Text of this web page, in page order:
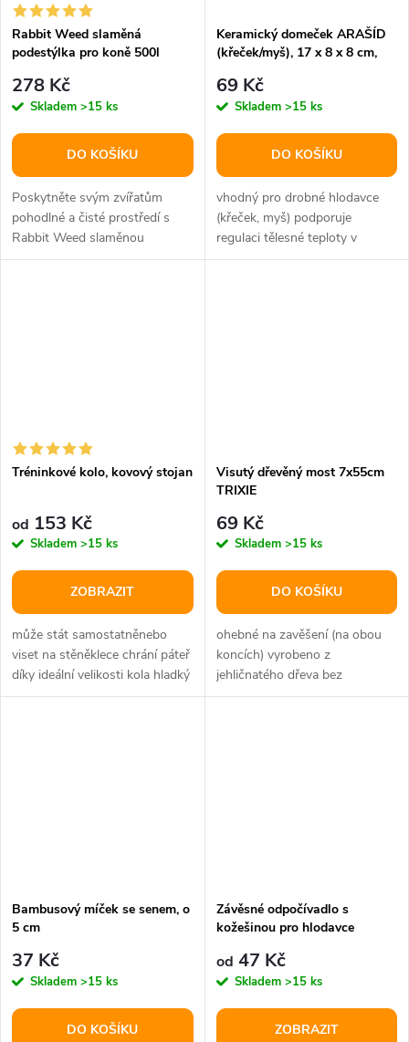
Rabbit Weed slaměná
podestýlka pro koně 500l
278 Kč
Skladem >15 ks
DO KOŠÍKU
Poskytněte svým zvířatům
pohodlné a čisté prostředí s
Rabbit Weed slaměnou
podestýlkou. Tato kvalitní
Keramický domeček ARAŠÍD
(křeček/myš), 17 x 8 x 8 cm,
69 Kč
Skladem >15 ks
DO KOŠÍKU
vhodný pro drobné hlodavce
(křeček, myš) podporuje
regulaci tělesné teploty v
teplých dnech lze nachladit v
Tréninkové kolo, kovový stojan
od 153 Kč
Skladem >15 ks
ZOBRAZIT
může stát samostatněnebo
viset na stěněklece chrání páteř
díky ideální velikosti kola hladký
a tichý pohyb pevná...
Visutý dřevěný most 7x55cm
TRIXIE
69 Kč
Skladem >15 ks
DO KOŠÍKU
ohebné na zavěšení (na obou
koncích) vyrobeno z
jehličnatého dřeva bez
pryskyřičných kanálků, protože
Bambusový míček se senem, o
5 cm
37 Kč
Skladem >15 ks
DO KOŠÍKU
Závěsné odpočívadlo s
kožešinou pro hlodavce
od 47 Kč
Skladem >15 ks
ZOBRAZIT